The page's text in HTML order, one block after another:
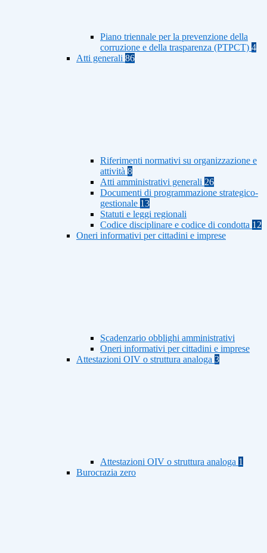
Piano triennale per la prevenzione della
corruzione e della trasparenza (PTPCT) 4
Atti generali 86
Riferimenti normativi su organizzazione e
attività 8
Atti amministrativi generali 26
Documenti di programmazione strategico-
gestionale 13
Statuti e leggi regionali
Codice disciplinare e codice di condotta 12
Oneri informativi per cittadini e imprese
Scadenzario obblighi amministrativi
Oneri informativi per cittadini e imprese
Attestazioni OIV o struttura analoga 3
Attestazioni OIV o struttura analoga 1
Burocrazia zero